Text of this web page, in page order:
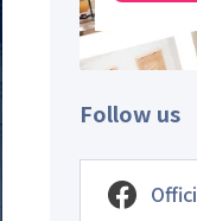
Follow us